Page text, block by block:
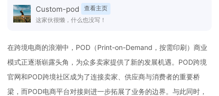
Custom-pod
查看主页
这家伙很懒，什么也没写！
在跨境电商的浪潮中，POD（Print-on-Demand，按需印刷）商业
模式正逐渐崭露头角，为众多卖家提供了新的发展机遇。POD跨境
官网和POD跨境社区成为了连接卖家、供应商与消费者的重要桥
梁，而POD电商平台对接则进一步拓展了业务的边界。与此同时，